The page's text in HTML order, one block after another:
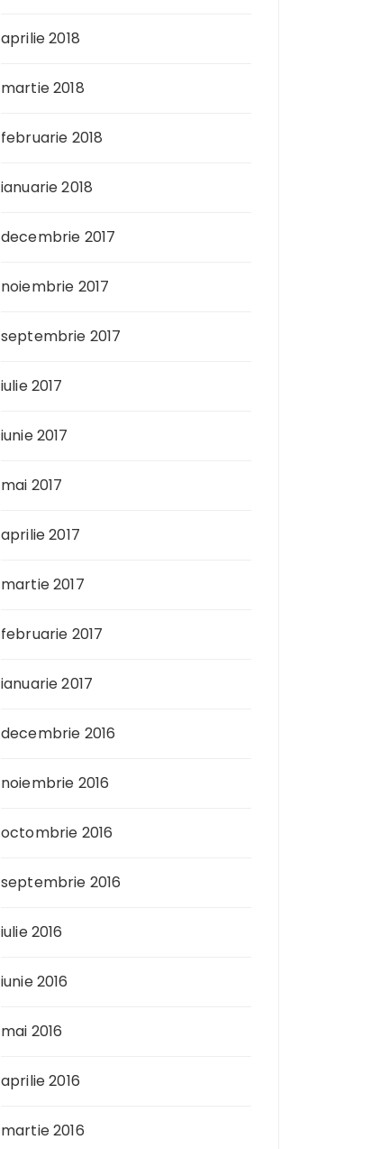
aprilie 2018
martie 2018
februarie 2018
ianuarie 2018
decembrie 2017
noiembrie 2017
septembrie 2017
iulie 2017
iunie 2017
mai 2017
aprilie 2017
martie 2017
februarie 2017
ianuarie 2017
decembrie 2016
noiembrie 2016
octombrie 2016
septembrie 2016
iulie 2016
iunie 2016
mai 2016
aprilie 2016
martie 2016